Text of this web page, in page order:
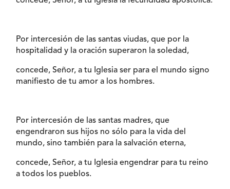
Por intercesión de las santas viudas, que por la
hospitalidad y la oración superaron la soledad,
concede, Señor, a tu Iglesia ser para el mundo signo
manifiesto de tu amor a los hombres.
Por intercesión de las santas madres, que
engendraron sus hijos no sólo para la vida del
mundo, sino también para la salvación eterna,
concede, Señor, a tu Iglesia engendrar para tu reino
a todos los pueblos.